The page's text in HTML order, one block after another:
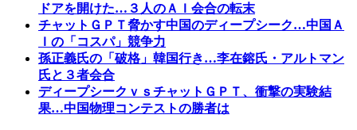
ドアを開けた…３人のＡＩ会合の転末
チャットＧＰＴ脅かす中国のディープシーク…中国Ａ
Ｉの「コスパ」競争力
孫正義氏の「破格」韓国行き…李在鎔氏・アルトマン
氏と３者会合
ディープシークｖｓチャットＧＰＴ、衝撃の実験結
果…中国物理コンテストの勝者は